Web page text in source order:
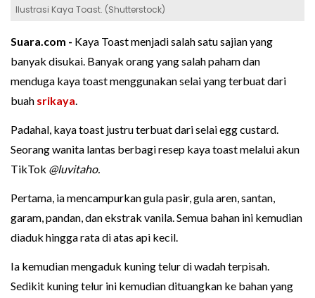
Ilustrasi Kaya Toast. (Shutterstock)
Suara.com - Kaya Toast menjadi salah satu sajian yang
banyak disukai. Banyak orang yang salah paham dan
menduga kaya toast menggunakan selai yang terbuat dari
buah srikaya.
Padahal, kaya toast justru terbuat dari selai egg custard.
Seorang wanita lantas berbagi resep kaya toast melalui akun
TikTok @luvitaho.
Pertama, ia mencampurkan gula pasir, gula aren, santan,
garam, pandan, dan ekstrak vanila. Semua bahan ini kemudian
diaduk hingga rata di atas api kecil.
Ia kemudian mengaduk kuning telur di wadah terpisah.
Sedikit kuning telur ini kemudian dituangkan ke bahan yang